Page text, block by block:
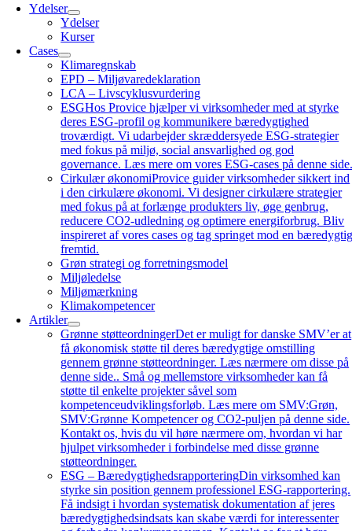
Ydelser
Ydelser
Kurser
Cases
Klimaregnskab
EPD – Miljøvaredeklaration
LCA – Livscyklusvurdering
ESGHos Provice hjælper vi virksomheder med at styrke
deres ESG-profil og kommunikere bæredygtighed
troværdigt. Vi udarbejder skræddersyede ESG-strategier
med fokus på miljø, social ansvarlighed og god
governance. Læs mere om vores ESG-cases på denne
Cirkulær økonomiProvice guider virksomheder sikkert ind
i den cirkulære økonomi. Vi designer cirkulære strategier
med fokus på at forlænge produkters liv, øge genbrug,
reducere CO2-udledning og optimere energiforbrug. Bliv
inspireret af vores cases og tag springet mod en
fremtid.
Grøn strategi og forretningsmodel
Miljøledelse
Miljømærkning
Klimakompetencer
Artikler
Grønne støtteordningerDet er muligt for danske SMV’er at
få økonomisk støtte til deres bæredygtige omstilling
gennem grønne støtteordninger. Læs nærmere om disse på
denne side.. Små og mellemstore virksomheder kan få
støtte til enkelte projekter såvel som
kompetenceudviklingsforløb. Læs mere om SMV:Grøn,
SMV:Grønne Kompetencer og CO2-puljen på denne side.
Kontakt os, hvis du vil høre nærmere om, hvordan vi har
hjulpet virksomheder i forbindelse med disse grønne
støtteordninger.
ESG – BæredygtighedsrapporteringDin virksomhed kan
styrke sin position gennem professionel ESG-rapportering.
Få indsigt i hvordan systematisk dokumentation af jeres
bæredygtighedsindsats kan skabe værdi for interessenter